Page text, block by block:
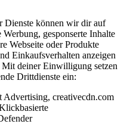
Dienste können wir dir auf
Werbung, gesponserte Inhalte
Webseite oder Produkte
Einkaufsverhalten anzeigen
deiner Einwilligung setzen
Drittdienste ein:
creativecdn.com